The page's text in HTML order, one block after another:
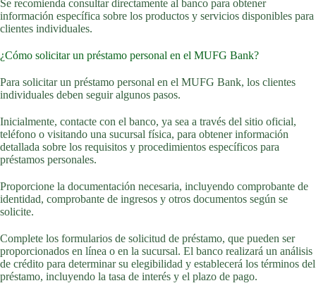
Se recomienda consultar directamente al banco para obtener
información específica sobre los productos y servicios disponibles para
clientes individuales.
¿Cómo solicitar un préstamo personal en el MUFG Bank?
Para solicitar un préstamo personal en el MUFG Bank, los clientes
individuales deben seguir algunos pasos.
Inicialmente, contacte con el banco, ya sea a través del sitio oficial,
teléfono o visitando una sucursal física, para obtener información
detallada sobre los requisitos y procedimientos específicos para
préstamos personales.
Proporcione la documentación necesaria, incluyendo comprobante de
identidad, comprobante de ingresos y otros documentos según se
solicite.
Complete los formularios de solicitud de préstamo, que pueden ser
proporcionados en línea o en la sucursal. El banco realizará un análisis
de crédito para determinar su elegibilidad y establecerá los términos del
préstamo, incluyendo la tasa de interés y el plazo de pago.